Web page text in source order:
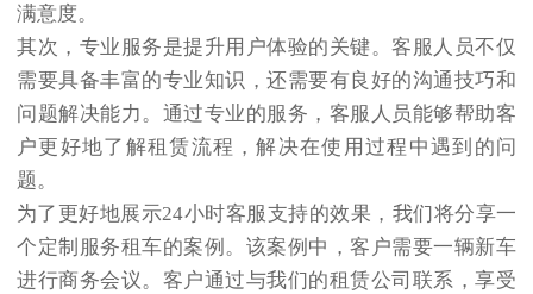
满意度。
其次，专业服务是提升用户体验的关键。客服人员不仅
需要具备丰富的专业知识，还需要有良好的沟通技巧和
问题解决能力。通过专业的服务，客服人员能够帮助客
户更好地了解租赁流程，解决在使用过程中遇到的问
题。
为了更好地展示24小时客服支持的效果，我们将分享一
个定制服务租车的案例。该案例中，客户需要一辆新车
进行商务会议。客户通过与我们的租赁公司联系，享受